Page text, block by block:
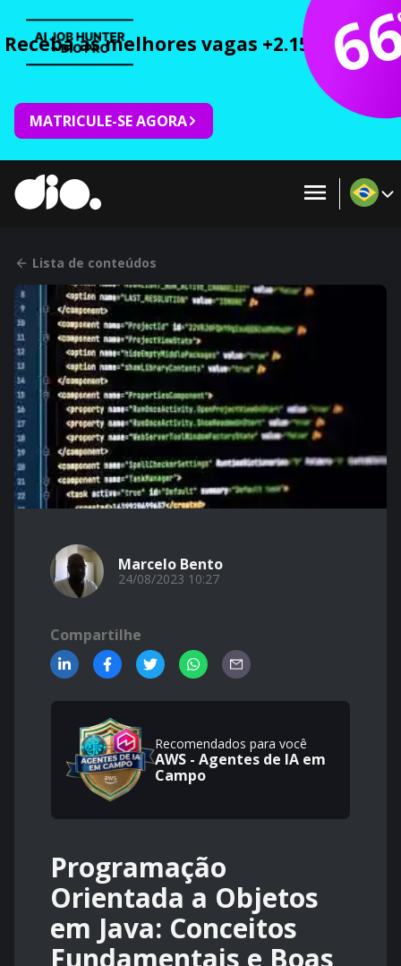
Receba as melhores vagas +2.150 cursos
MATRICULE-SE AGORA
Lista de conteúdos
Marcelo Bento
24/08/2023 10:27
Compartilhe
Recomendados para você
AWS - Agentes de IA em
Campo
Programação
Orientada a Objetos
em Java: Conceitos
Fundamentais e Boas